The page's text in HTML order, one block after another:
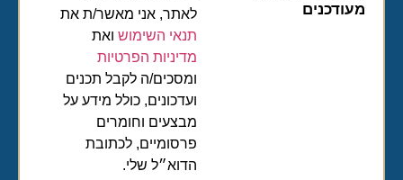
מעודכנים
לאתר, אני מאשר/ת את
תנאי השימושואת
מדיניות הפרטיות
ומסכים/ה לקבל תכנים
ועדכונים, כולל מידע על
מבצעים וחומרים
פרסומיים, לכתובת
הדוא״ל שלי.